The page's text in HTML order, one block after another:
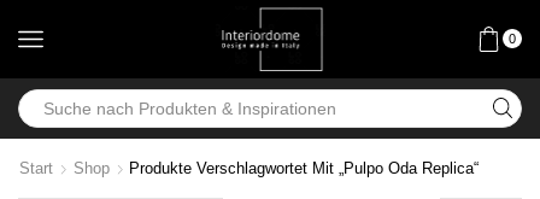
0
Start Shop Produkte Verschlagwortet Mit „Pulpo Oda Replica“